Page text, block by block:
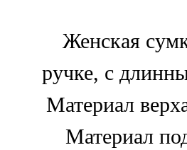
Женская
ручке, с
Материал
Материал